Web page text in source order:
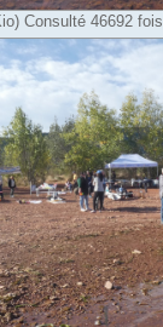
Consulté 46692 fois